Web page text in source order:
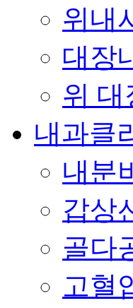
위내
대장
위 대
내과클
내분
갑상
골다
고혈